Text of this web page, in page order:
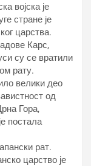
војска је
стране је
царства.
Карс,
су се вратили
рату.
велики део
од
Гора,
постала
рат.
царство је